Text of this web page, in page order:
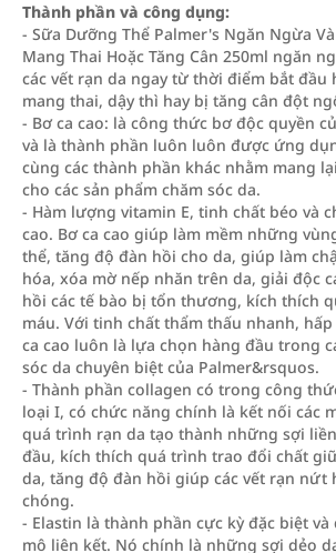
Thành phần và công dụng:
- Sữa Dưỡng Thể Palmer's Ngăn Ngừa
Mang Thai Hoặc Tăng Cân 250ml ngăn
các vết rạn da ngay từ thời điểm bắt
mang thai, dậy thì hay bị tăng cân đột
- Bơ ca cao: là công thức bơ độc quyền
và là thành phần luôn luôn được ứng
cùng các thành phần khác nhằm mang
cho các sản phẩm chăm sóc da.
- Hàm lượng vitamin E, tinh chất béo và
cao. Bơ ca cao giúp làm mềm những
thể, tăng độ đàn hồi cho da, giúp làm
hóa, xóa mờ nếp nhăn trên da, giải độc
hồi các tế bào bị tổn thương, kích thích
máu. Với tinh chất thẩm thấu nhanh,
ca cao luôn là lựa chọn hàng đầu trong
sóc da chuyên biệt của Palmer&rsquos.
- Thành phần collagen có trong công
loại I, có chức năng chính là kết nối các
quá trình rạn da tạo thành những sợi
đầu, kích thích quá trình trao đổi chất
da, tăng độ đàn hồi giúp các vết rạn nứt
chóng.
- Elastin là thành phần cực kỳ đặc biệt
mô liên kết. Nó chính là những sợi dẻo